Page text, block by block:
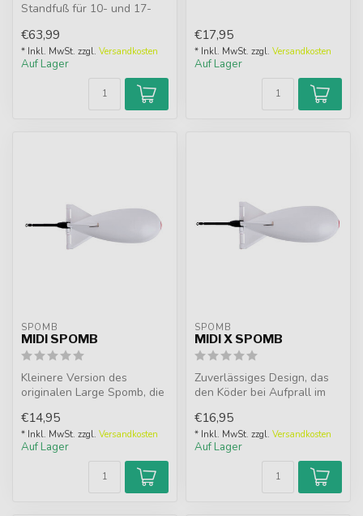
Standfuß für 10- und 17-
Arb...
€63,99
* Inkl. MwSt. zzgl. Versandkosten
Auf Lager
€17,95
* Inkl. MwSt. zzgl. Versandkosten
Auf Lager
SPOMB
MIDI SPOMB
Kleinere Version des
originalen Large Spomb, die
mit e...
€14,95
* Inkl. MwSt. zzgl. Versandkosten
Auf Lager
SPOMB
MIDI X SPOMB
Zuverlässiges Design, das
den Köder bei Aufprall im
€16,95
* Inkl. MwSt. zzgl. Versandkosten
Auf Lager